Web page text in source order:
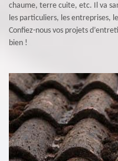
chaume, terre cuite, etc. Il va
les particuliers, les entreprises,
Confiez-nous vos projets
bien !